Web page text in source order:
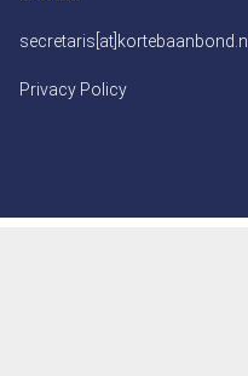
secretaris[at]kortebaanbond.nl
Privacy Policy